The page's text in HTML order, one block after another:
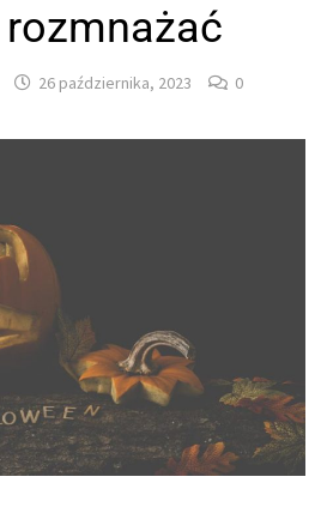
26 października, 2023 0